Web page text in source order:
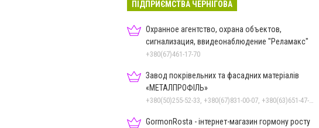
ПІДПРИЄМСТВА ЧЕРНІГОВА
Охранное агентство, охрана объектов,
сигнализация, ввидеонаблюдение "Реламакс"
+380(67)461-17-70
Завод покрівельних та фасадних матеріалів
«МЕТАЛПРОФІЛЬ»
GormonRosta - інтернет-магазин гормону росту